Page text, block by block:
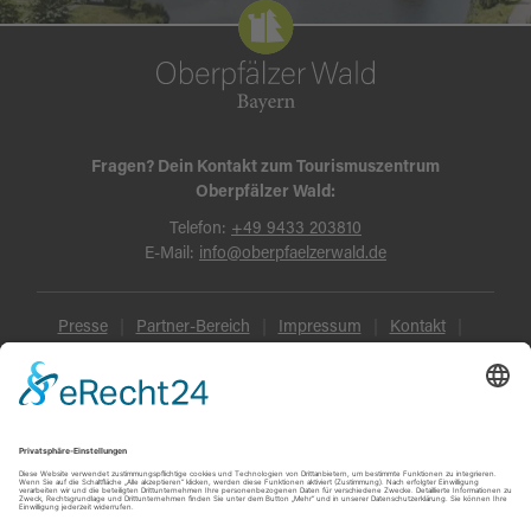
Fragen? Dein Kontakt zum Tourismuszentrum
Oberpfälzer Wald:
Telefon: +49 9433 203810
E-Mail: info@oberpfaelzerwald.de
Presse Partner-Bereich Impressum Kontakt
Datenschutz